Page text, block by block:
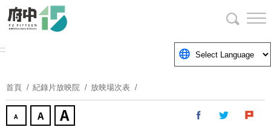
要
塊
:::
首頁 紀錄片放映院 放映場次表